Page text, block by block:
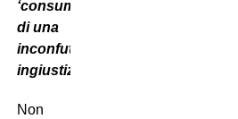
‘consumazione
di una
inconfutabile
ingiustizia’”
Non